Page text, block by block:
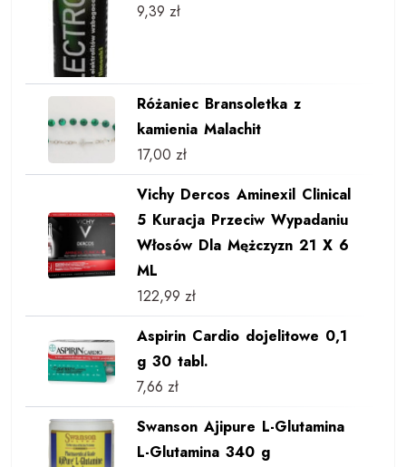
9,39 zł
Różaniec Bransoletka z
kamienia Malachit
17,00 zł
Vichy Dercos Aminexil Clinical
5 Kuracja Przeciw Wypadaniu
Włosów Dla Mężczyzn 21 X 6
ML
122,99 zł
Aspirin Cardio dojelitowe 0,1
g 30 tabl.
7,66 zł
Swanson Ajipure L-Glutamina
L-Glutamina 340 g